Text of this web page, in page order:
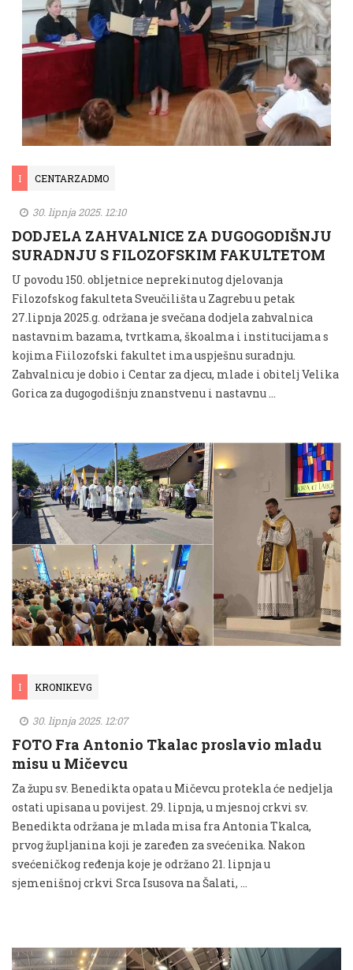
I CENTARZADMO
30. lipnja 2025. 12:10
DODJELA ZAHVALNICE ZA DUGOGODIŠNJU
SURADNJU S FILOZOFSKIM FAKULTETOM
U povodu 150. obljetnice neprekinutog djelovanja
Filozofskog fakulteta Sveučilišta u Zagrebu u petak
27.lipnja 2025.g. održana je svečana dodjela zahvalnica
nastavnim bazama, tvrtkama, škoalma i institucijama s
kojima Fiilozofski fakultet ima uspješnu suradnju.
Zahvalnicu je dobio i Centar za djecu, mlade i obitelj Velika
Gorica za dugogodišnju znanstvenu i nastavnu …
I KRONIKEVG
30. lipnja 2025. 12:07
FOTO Fra Antonio Tkalac proslavio mladu
misu u Mičevcu
Za župu sv. Benedikta opata u Mičevcu protekla će nedjelja
ostati upisana u povijest. 29. lipnja, u mjesnoj crkvi sv.
Benedikta održana je mlada misa fra Antonia Tkalca,
prvog župljanina koji je zaređen za svećenika. Nakon
svećeničkog ređenja koje je održano 21. lipnja u
sjemenišnoj crkvi Srca Isusova na Šalati, …